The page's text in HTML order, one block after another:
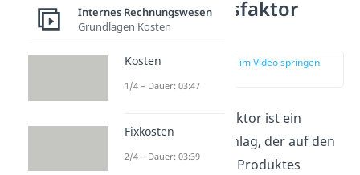
Kalkulationsfaktor
Definition
zur Stelle im Video springen
Der Kalkulationsfaktor ist ein
Kalkulationsaufschlag, der auf den
Bezugspreis eines Produktes
Internes Rechnungswesen
Grundlagen Kosten
Kosten
1/4 – Dauer: 03:47
Fixkosten
2/4 – Dauer: 03:39